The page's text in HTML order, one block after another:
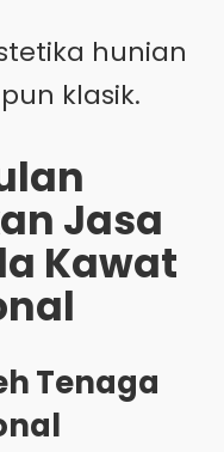
hunian
klasik.
Jasa
Kawat
Tenaga